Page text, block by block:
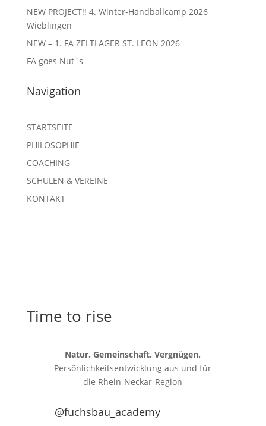
NEW PROJECT!! 4. Winter-Handballcamp 2026
Wieblingen
NEW – 1. FA ZELTLAGER ST. LEON 2026
FA goes Nut´s
Navigation
STARTSEITE
PHILOSOPHIE
COACHING
SCHULEN & VEREINE
KONTAKT
Time to rise
Natur. Gemeinschaft. Vergnügen.
Persönlichkeitsentwicklung aus und für
die Rhein-Neckar-Region
@fuchsbau_academy